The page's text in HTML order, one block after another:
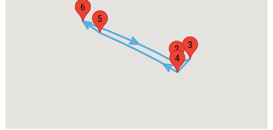
1
2
3
4
5
6